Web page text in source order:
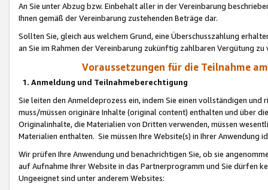
An Sie unter Abzug bzw. Einbehalt aller in der Vereinbarung
Ihnen gemäß der Vereinbarung zustehenden Beträge dar.
Sollten Sie, gleich aus welchem Grund, eine Überschusszahlung
an Sie im Rahmen der Vereinbarung zukünftig zahlbaren Vergütung zu
Voraussetzungen für die Teilnahme
1. Anmeldung und Teilnahmeberechtigung
Sie leiten den Anmeldeprozess ein, indem Sie einen vollständigen
muss/müssen originäre Inhalte (original content) enthalten und über
Originalinhalte, die Materialien von Dritten verwenden, müssen
Materialien enthalten. Sie müssen Ihre Website(s) in Ihrer Anwendung
Wir prüfen Ihre Anwendung und benachrichtigen Sie, ob sie
auf Aufnahme Ihrer Website in das Partnerprogramm und Sie dürfen
Ungeeignet sind unter anderem Websites: